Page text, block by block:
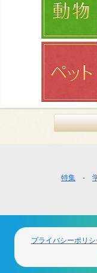
ー
ナ
ビ
特集
プライバシーポリシ